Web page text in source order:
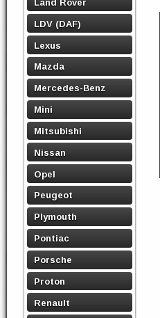
LDV (DAF)
Lexus
Mazda
Mercedes-Benz
Mini
Mitsubishi
Nissan
Opel
Peugeot
Plymouth
Pontiac
Porsche
Proton
Renault